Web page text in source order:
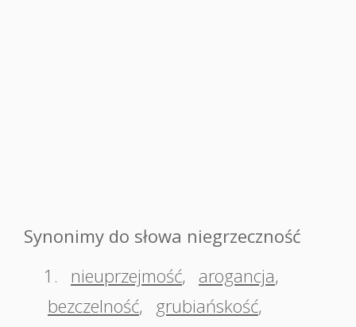
Synonimy do słowa niegrzeczność
1.
nieuprzejmość, arogancja,
bezczelność, grubiańskość,